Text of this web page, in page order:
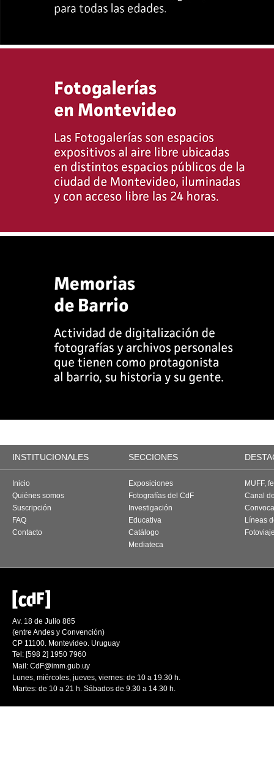
INSTITUCIONALES SECCIONES
Inicio
Quiénes somos
Suscripción
FAQ
Contacto
Exposiciones
Fotografías del CdF
Investigación
Educativa
Catálogo
Mediateca
MUFF,
Canal
Líneas
Av. 18 de Julio 885
(entre Andes y Convención)
CP 11100. Montevideo. Uruguay
Tel: [598 2] 1950 7960
Mail: CdF@imm.gub.uy
Lunes, miércoles, jueves, viernes: de 10 a 19.30 h.
Martes: de 10 a 21 h. Sábados de 9.30 a 14.30 h.